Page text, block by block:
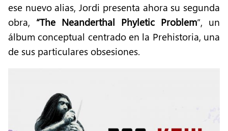
ese nuevo alias, Jordi presenta ahora su segunda
obra, “The Neanderthal Phyletic Problem”, un
álbum conceptual centrado en la Prehistoria, una
de sus particulares obsesiones.